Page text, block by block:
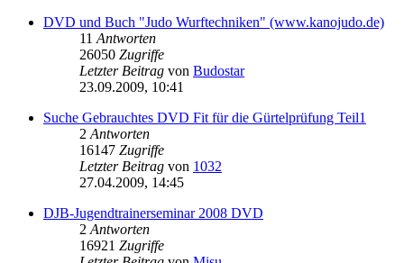
DVD und Buch "Judo Wurftechniken" (www.kanojudo.de)
11 Antworten
26050 Zugriffe
Letzter Beitrag von Budostar
23.09.2009, 10:41
Suche Gebrauchtes DVD Fit für die Gürtelprüfung Teil1
2 Antworten
16147 Zugriffe
Letzter Beitrag von 1032
27.04.2009, 14:45
DJB-Jugendtrainerseminar 2008 DVD
2 Antworten
16921 Zugriffe